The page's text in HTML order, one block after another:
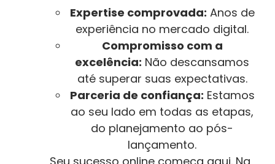
Expertise comprovada: Anos de
experiência no mercado digital.
Compromisso com a
excelência: Não descansamos
até superar suas expectativas.
Parceria de confiança: Estamos
ao seu lado em todas as etapas,
do planejamento ao pós-
lançamento.